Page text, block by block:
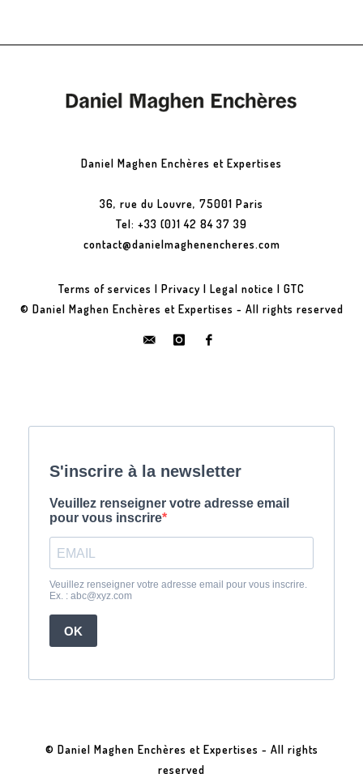
Daniel Maghen Enchères et Expertises
36, rue du Louvre, 75001 Paris
Tel: +33 (0)1 42 84 37 39
contact@danielmaghenencheres.com
Terms of services | Privacy | Legal notice | GTC
© Daniel Maghen Enchères et Expertises - All rights reserved
© Daniel Maghen Enchères et Expertises - All rights
reserved